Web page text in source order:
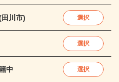
川市) 選択
選択
中 選択